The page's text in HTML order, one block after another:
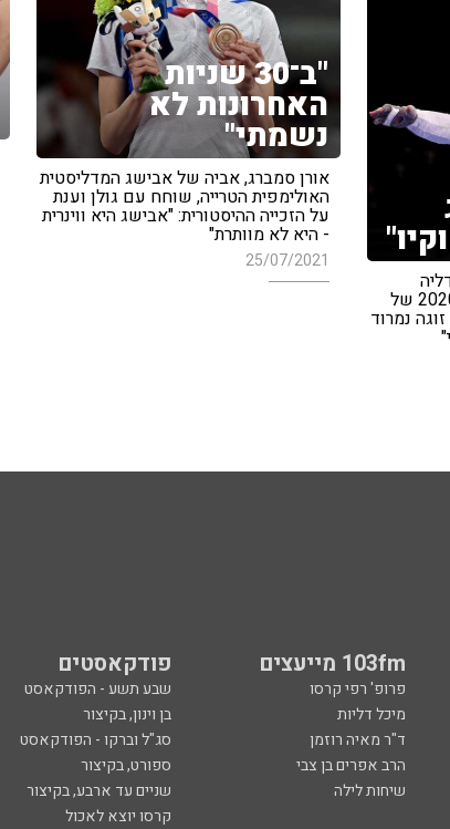
"ב־30 שניות
האחרונות לא
נשמתי"
אורן סמברג, אביה של אבישג המדליסטית
האולימפית הטרייה, שוחח עם גולן וענת
על הזכייה ההיסטורית: "אבישג היא ווינרית
- היא לא מוותרת"
25/07/2021
המדליה
האולימפית הראשונה לטוקיו 2020 של
נמרוד
103fm מייעצים פודקאסטים
פרופ' רפי קרסו שבע תשע - הפודקאסט
מיכל דליות בן וינון, בקיצור
ד"ר מאיה רוזמן סג"ל וברקו - הפודקאסט
הרב אפרים בן צבי ספורט, בקיצור
שיחות לילה שניים עד ארבע, בקיצור
קרסו יוצא לאכול